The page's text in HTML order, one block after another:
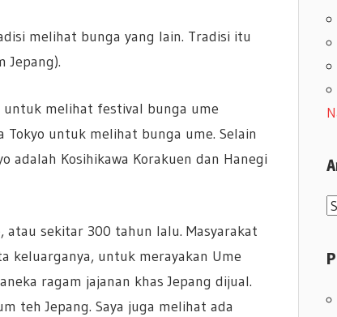
melihat bunga yang lain. Tradisi itu
Jepang).
untuk melihat festival bunga ume
untuk melihat bunga ume. Selain
adalah Kosihikawa Korakuen dan Hanegi
atau sekitar 300 tahun lalu. Masyarakat
keluarganya, untuk merayakan Ume
ragam jajanan khas Jepang dijual.
teh Jepang. Saya juga melihat ada
A
s
p